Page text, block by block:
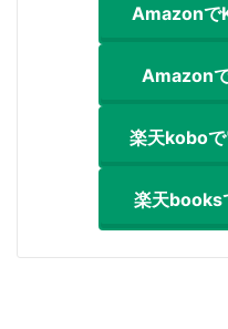
Amazonで
Amazon
楽天kobo
楽天books